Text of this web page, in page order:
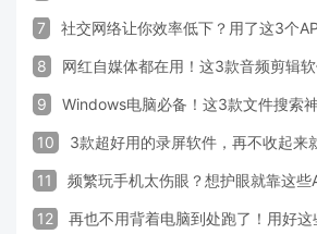
7 社交网络让你效率低下？用了这3个
8 网红自媒体都在用！这3款音频剪辑
9 Windows电脑必备！这3款文件搜索
10 3款超好用的录屏软件，再不收起来
11 频繁玩手机太伤眼？想护眼就靠这些
12 再也不用背着电脑到处跑了！用好